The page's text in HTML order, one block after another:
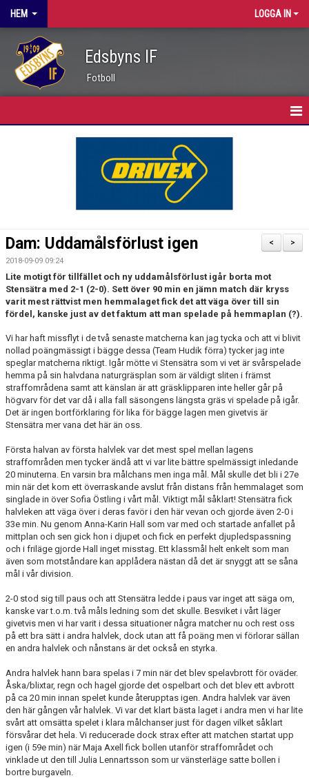
HEM LOGGA IN
Edsbyns IF
Fotboll
STYRELSE
KANSLI
TRÄNINGSKALENDER
MATCHER
VÅRA LAG/KONTAKT
FÖRENINGSKLÄDER
>
<
Dam: Uddamålsförlust igen
2018-09-09 09:24
Lite motigt för tillfället och ny uddamålsförlust igår borta mot
Stensätra med 2-1 (2-0). Sett över 90 min en jämn match där kryss
varit mest rättvist men hemmalaget fick det att väga över till sin
fördel, kanske just av det faktum att man spelade på hemmaplan (?).
Vi har haft missflyt i de två senaste matcherna kan jag tycka och att vi blivit
nollad poängmässigt i bägge dessa (Team Hudik förra) tycker jag inte
speglar matcherna riktigt. Igår mötte vi Stensätra som vi vet är svårspelade
hemma på sin halvdana naturgräsplan som är väldigt sliten i främst
straffområdena samt att känslan är att gräsklipparen inte heller går på
högvarv för det var då i alla fall säsongens längsta gräs vi spelade på igår.
Det är ingen bortförklaring för lika för bägge lagen men givetvis är
Stensätra mer vana det här än oss.
Första halvan av första halvlek var det mest spel mellan lagens
straffområden men tycker ändå att vi var lite bättre spelmässigt inledande
20 minuterna. En varsin bra målchans men inga mål. Mål skulle det bli i 27e
min när det kom ett överraskande avslut från distans från hemmalaget som
singlade in över Sofia Östling i vårt mål. Viktigt mål såklart! Stensätra fick
halvleken att väga över i deras favör i den här vevan och gjorde även 2-0 i
33e min. Nu genom Anna-Karin Hall som var med och startade anfallet på
mittplan och sen gick hon i djupet och fick en perfekt djupledspassning
och i friläge gjorde Hall inget misstag. Ett klassmål helt enkelt som man
även som motståndare kan applådera nästan då det är snyggt att se såna
mål i vår division.
2-0 stod sig till paus och att Stensätra ledde i paus var inget att säga om,
kanske var t.o.m. två måls ledning som det skulle. Besviket i vårt läger
givetvis men vi har varit i dessa situationer några matcher nu och rest oss
på ett bra sätt i andra halvlek, dock utan att få poäng men vi förlorar sällan
en andra halvlek och nånstans är det också en styrka.
Andra halvlek hann bara spelas i 7 min när det blev spelavbrott för oväder.
Åska/blixtar, regn och hagel gjorde det ospelbart och det blev ett avbrott
på ca 20 min innan spelet kunde återupptas igen. Andra halvlek var även
den här gången vår halvlek. Vi var det klart bästa laget i andra men vi har lite
svårt att omsätta spelet i klara målchanser just för dagen vilket såklart
försvårar det hela. Vi reducerade dock strax efter att matchen startat upp
igen (i 59e min) när Maja Axell fick bollen utanför straffområdet och
vinklade ut den till Julia Lennartsson som ur vänsterläge satte bollen i
bortre burgaveln.